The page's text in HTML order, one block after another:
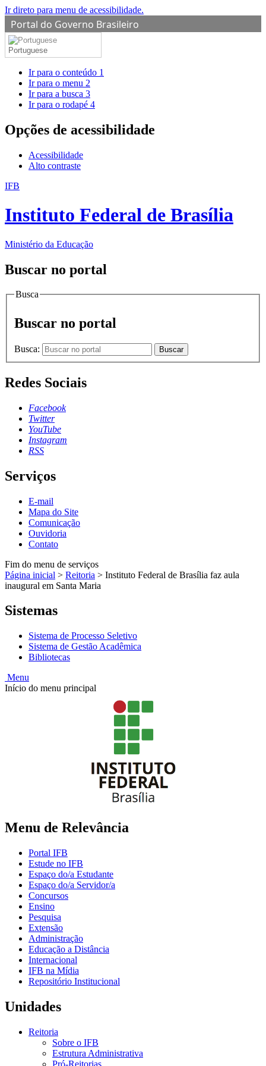
Ir direto para menu de acessibilidade.
Portal do Governo Brasileiro
Portuguese
Ir para o conteúdo 1
Ir para o menu 2
Ir para a busca 3
Ir para o rodapé 4
Opções de acessibilidade
Acessibilidade
Alto contraste
IFB
Instituto Federal de Brasília
Ministério da Educação
Buscar no portal
Busca
Buscar no portal
Busca: Buscar
Redes Sociais
Facebook
Twitter
YouTube
Instagram
RSS
Serviços
E-mail
Mapa do Site
Comunicação
Ouvidoria
Contato
Fim do menu de serviços
Página inicial > Reitoria > Instituto Federal de Brasília faz aula
inaugural em Santa Maria
Sistemas
Sistema de Processo Seletivo
Sistema de Gestão Acadêmica
Bibliotecas
Menu
Início do menu principal
Menu de Relevância
Portal IFB
Estude no IFB
Espaço do/a Estudante
Espaço do/a Servidor/a
Concursos
Ensino
Pesquisa
Extensão
Administração
Educação a Distância
Internacional
IFB na Mídia
Repositório Institucional
Unidades
Reitoria
Sobre o IFB
Estrutura Administrativa
Pró-Reitorias